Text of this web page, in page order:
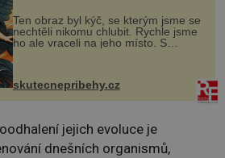
Ten obraz byl kýč, se kterým jsme se
nechtěli nikomu chlubit. Rychle jsme
ho ale vraceli na jeho místo. S
manželem Vaškem jsme si pořídili
chaloupku, takový domek na severu
Čech, kde jsme si naplánova...
skutecnepribehy.cz
jejich evoluce je
dnešních organismů,